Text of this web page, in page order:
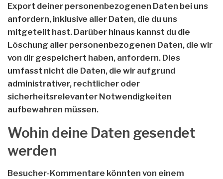
Export deiner personenbezogenen Daten bei uns
anfordern, inklusive aller Daten, die du uns
mitgeteilt hast. Darüber hinaus kannst du die
Löschung aller personenbezogenen Daten, die wir
von dir gespeichert haben, anfordern. Dies
umfasst nicht die Daten, die wir aufgrund
administrativer, rechtlicher oder
sicherheitsrelevanter Notwendigkeiten
aufbewahren müssen.
Wohin deine Daten gesendet
werden
Besucher-Kommentare könnten von einem